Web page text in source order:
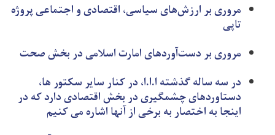
مروری بر ارزش‌های سیاسی، اقتصادی و اجتماعی پروژه
تاپی
مروری بر دست‌آوردهای امارت اسلامی در بخش صحت
در سه ساله گذشته ا.ا.ا، در کنار سایر سکتور ها،
دستاوردهای چشمگیری در بخش اقتصادی دارد که در
اینجا به اختصار به برخی از آنها اشاره می کنیم